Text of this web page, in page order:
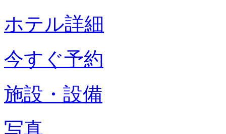
ホテル詳細
今すぐ予約
施設・設備
写真